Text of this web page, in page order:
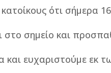
ότι σήμερα
στο σημείο και
και ευχαριστούμε εκ